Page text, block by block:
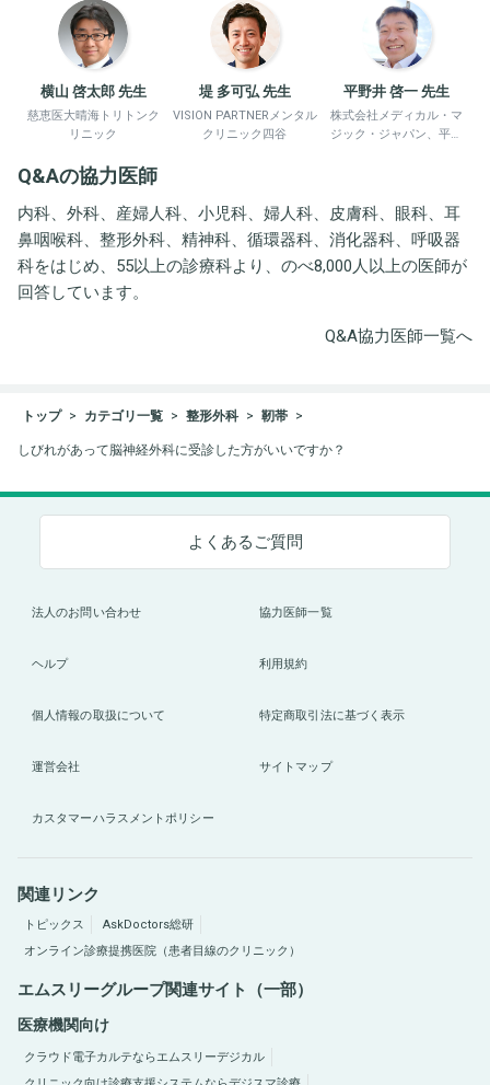
横山 啓太郎 先生
慈恵医大晴海トリトンク
リニック
堤 多可弘 先生
VISION PARTNERメンタル
クリニック四谷
平野井 啓一 先生
株式会社メディカル・マ
ジック・ジャパン、平野
Q&Aの協力医師
内科、外科、産婦人科、小児科、婦人科、皮膚科、眼科、耳
鼻咽喉科、整形外科、精神科、循環器科、消化器科、呼吸器
科をはじめ、55以上の診療科より、のべ8,000人以上の医師が
回答しています。
Q&A協力医師一覧へ
トップ カテゴリ一覧 整形外科 靭帯
しびれがあって脳神経外科に受診した方がいいですか？
よくあるご質問
法人のお問い合わせ 協力医師一覧
ヘルプ 利用規約
個人情報の取扱について 特定商取引法に基づく表示
運営会社 サイトマップ
カスタマーハラスメントポリシー
関連リンク
トピックス
AskDoctors総研
オンライン診療提携医院（患者目線のクリニック）
エムスリーグループ関連サイト（一部）
医療機関向け
クラウド電子カルテならエムスリーデジカル